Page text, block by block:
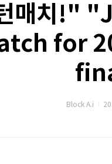
턴매치!"
for
Block A.i